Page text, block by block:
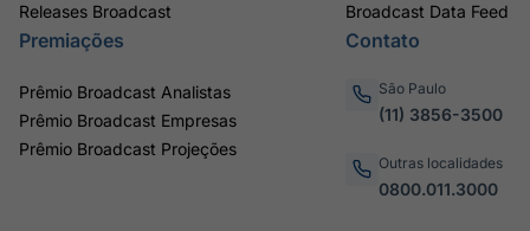
Releases Broadcast
Broadcast Data Feed
Premiações
Prêmio Broadcast Analistas
Prêmio Broadcast Empresas
Prêmio Broadcast Projeções
Contato
São Paulo
(11) 3856-3500
Outras localidades
0800.011.3000